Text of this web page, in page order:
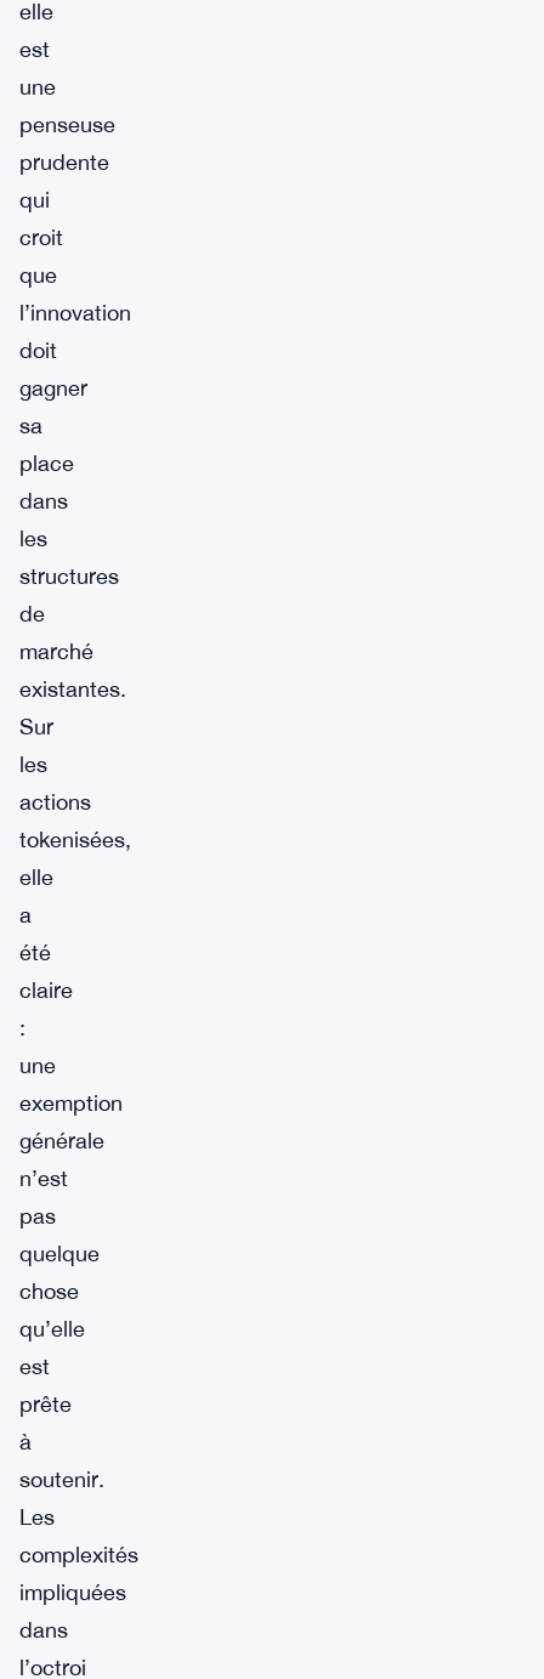
elle
est
une
penseuse
prudente
qui
croit
que
l’innovation
doit
gagner
sa
place
dans
les
structures
de
marché
existantes.
Sur
les
actions
tokenisées,
elle
a
été
claire
:
une
exemption
générale
n’est
pas
quelque
chose
qu’elle
est
prête
à
soutenir.
Les
complexités
impliquées
dans
l’octroi